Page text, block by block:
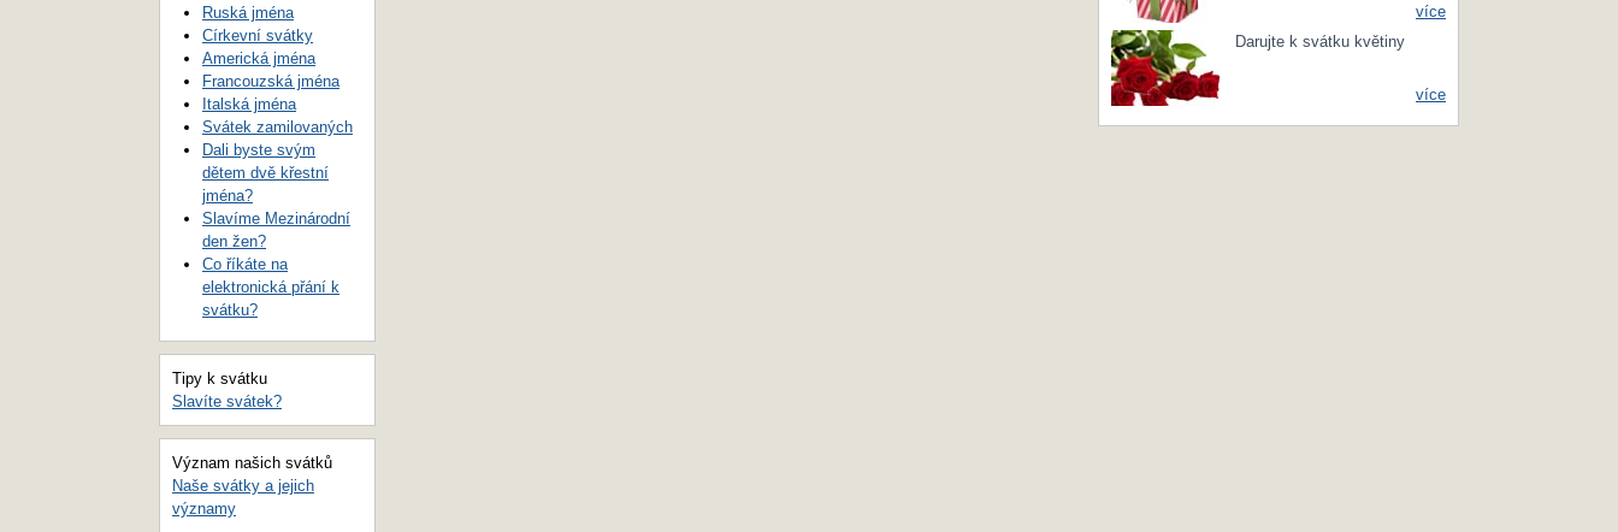
více
Darujte k svátku květiny
více
Ruská jména
Církevní svátky
Americká jména
Francouzská jména
Italská jména
Svátek zamilovaných
Dali byste svým
dětem dvě křestní
jména?
Slavíme Mezinárodní
den žen?
Co říkáte na
elektronická přání k
svátku?
Tipy k svátku
Slavíte svátek?
Význam našich svátků
Naše svátky a jejich
významy